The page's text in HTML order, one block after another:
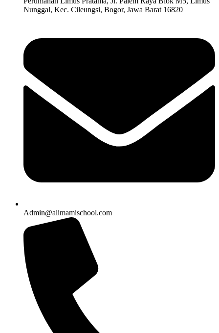
Nunggal, Kec. Cileungsi, Bogor, Jawa Barat 16820
Admin@alimamischool.com